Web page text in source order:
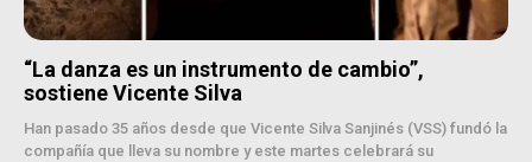
“La danza es un instrumento de cambio”,
sostiene Vicente Silva
Han pasado 35 años desde que Vicente Silva Sanjinés (VSS) fundó la
compañía que lleva su nombre y este martes celebrará su